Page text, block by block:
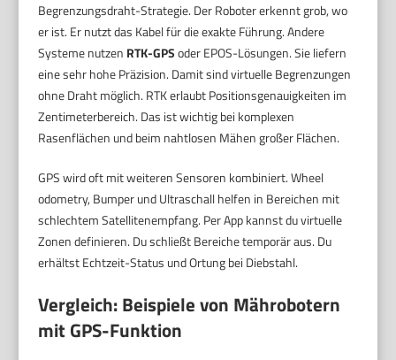
Begrenzungsdraht-Strategie. Der Roboter erkennt grob, wo
er ist. Er nutzt das Kabel für die exakte Führung. Andere
Systeme nutzen RTK-GPSoder EPOS-Lösungen. Sie liefern
eine sehr hohe Präzision. Damit sind virtuelle Begrenzungen
ohne Draht möglich. RTK erlaubt Positionsgenauigkeiten im
Zentimeterbereich. Das ist wichtig bei komplexen
Rasenflächen und beim nahtlosen Mähen großer Flächen.
GPS wird oft mit weiteren Sensoren kombiniert. Wheel
odometry, Bumper und Ultraschall helfen in Bereichen mit
schlechtem Satellitenempfang. Per App kannst du virtuelle
Zonen definieren. Du schließt Bereiche temporär aus. Du
erhältst Echtzeit-Status und Ortung bei Diebstahl.
Vergleich: Beispiele von Mährobotern
mit GPS-Funktion